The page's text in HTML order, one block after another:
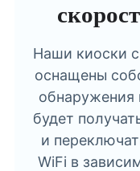
Наши киоски
оснащены
обнаружения
будет
и
WiFi в